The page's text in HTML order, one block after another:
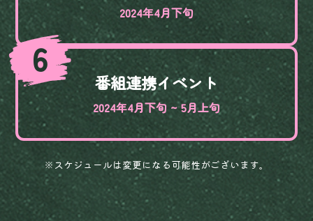
2024年4月下旬
6
番組連携イベント
2024年4月下旬 ~ 5月上旬
※スケジュールは変更になる可能性がございます。